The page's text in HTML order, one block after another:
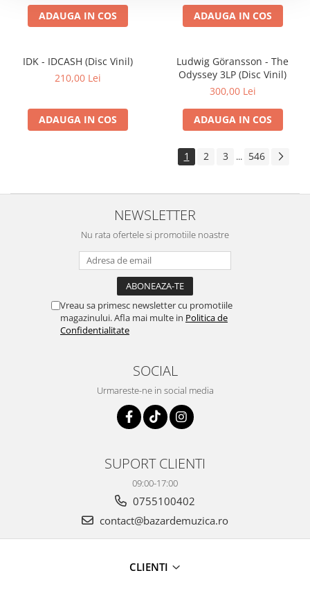
ADAUGA IN COS ADAUGA IN COS
IDK - IDCASH (Disc Vinil)
210,00 Lei
ADAUGA IN COS
Ludwig Göransson - The
Odyssey 3LP (Disc Vinil)
300,00 Lei
ADAUGA IN COS
1 2 3 ... 546
NEWSLETTER
Nu rata ofertele si promotiile noastre
Vreau sa primesc newsletter cu promotiile
magazinului. Afla mai multe in Politica de
Confidentialitate
SOCIAL
Urmareste-ne in social media
SUPORT CLIENTI
09:00-17:00
0755100402
contact@bazardemuzica.ro
CLIENTI